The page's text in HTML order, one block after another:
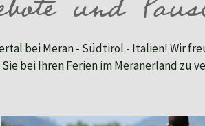
und
bei Meran - Südtirol - Italien! Wir
bei Ihren Ferien im Meranerland zu